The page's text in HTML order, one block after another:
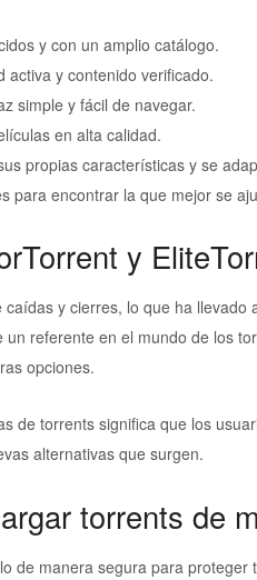
y con un amplio catálogo.
activa y contenido verificado.
simple y fácil de navegar.
en alta calidad.
propias características y se
para encontrar la que mejor se
y
y cierres, lo que ha
referente en el mundo de los
opciones.
de torrents significa que los
alternativas que surgen.
torrents de
de manera segura para